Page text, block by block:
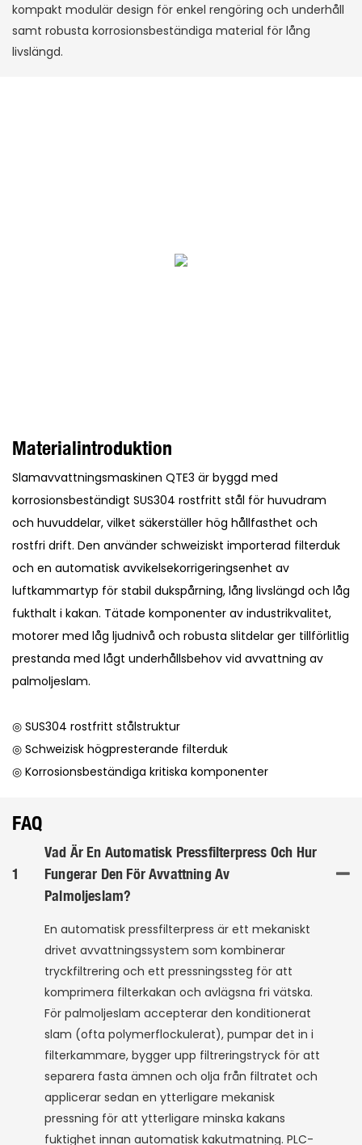
kompakt modulär design för enkel rengöring och underhåll
samt robusta korrosionsbeständiga material för lång
livslängd.
Materialintroduktion
Slamavvattningsmaskinen QTE3 är byggd med
korrosionsbeständigt SUS304 rostfritt stål för huvudram
och huvuddelar, vilket säkerställer hög hållfasthet och
rostfri drift. Den använder schweiziskt importerad filterduk
och en automatisk avvikelsekorrigeringsenhet av
luftkammartyp för stabil dukspårning, lång livslängd och låg
fukthalt i kakan. Tätade komponenter av industrikvalitet,
motorer med låg ljudnivå och robusta slitdelar ger tillförlitlig
prestanda med lågt underhållsbehov vid avvattning av
palmoljeslam.
◎ SUS304 rostfritt stålstruktur
◎ Schweizisk högpresterande filterduk
◎ Korrosionsbeständiga kritiska komponenter
FAQ
1
Vad Är En Automatisk Pressfilterpress Och Hur
Fungerar Den För Avvattning Av
Palmoljeslam?
En automatisk pressfilterpress är ett mekaniskt
drivet avvattningssystem som kombinerar
tryckfiltrering och ett pressningssteg för att
komprimera filterkakan och avlägsna fri vätska.
För palmoljeslam accepterar den konditionerat
slam (ofta polymerflockulerat), pumpar det in i
filterkammare, bygger upp filtreringstryck för att
separera fasta ämnen och olja från filtratet och
applicerar sedan en ytterligare mekanisk
pressning för att ytterligare minska kakans
fuktighet innan automatisk kakutmatning. PLC-